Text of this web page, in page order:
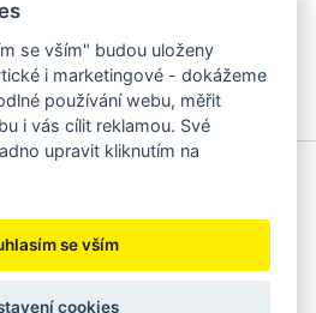
se vším" budou uloženy
i marketingové - dokážeme
používání webu, měřit
i vás cílit reklamou. Své
upravit kliknutím na
se vším
cookies